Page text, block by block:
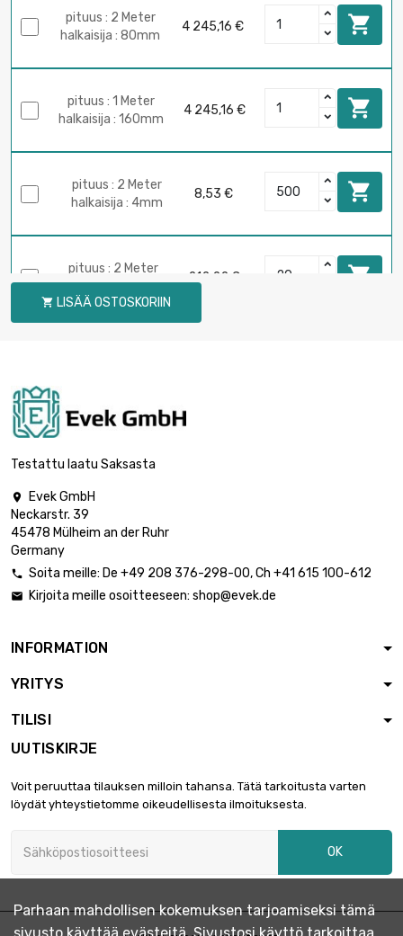
pituus : 2 Meter
halkaisija : 80mm
4 245,16 € 
pituus : 1 Meter
halkaisija : 160mm
4 245,16 € 
pituus : 2 Meter
halkaisija : 4mm
8,53 € 
pituus : 2 Meter
halkaisija : 20mm
212,22 € 
pituus : 1 Meter
halkaisija : 160mm
 LISÄÄ OSTOSKORIIN
Testattu laatu Saksasta

Evek GmbH
Neckarstr. 39
45478 Mülheim an der Ruhr
Germany
 Soita meille: De +49 208 376-298-00, Ch +41 615 100-612
 Kirjoita meille osoitteeseen: shop@evek.de
INFORMATION
YRITYS
TILISI
UUTISKIRJE
Voit peruuttaa tilauksen milloin tahansa. Tätä tarkoitusta varten
löydät yhteystietomme oikeudellisesta ilmoituksesta.
OK
Parhaan mahdollisen kokemuksen tarjoamiseksi tämä